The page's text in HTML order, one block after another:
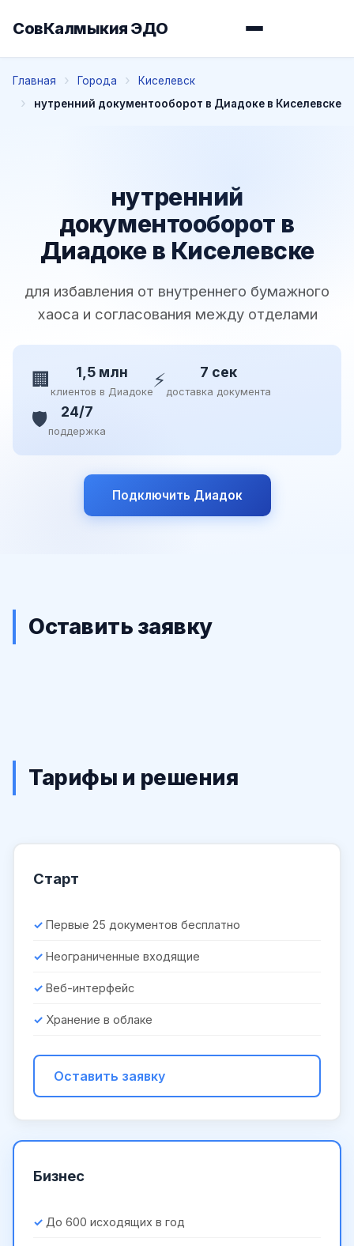
СовКалмыкия ЭДО
Главная Города
Киселевск
нутренний документооборот в Диадоке в Киселевске
нутренний
документооборот в
Диадоке в Киселевске
для избавления от внутреннего бумажного
хаоса и согласования между отделами
🏢 1,5 млн
клиентов в Диадоке⚡ 7 сек
доставка документа
🛡️ 24/7
поддержка
Подключить Диадок
Оставить заявку
Тарифы и решения
Старт
Первые 25 документов бесплатно
Неограниченные входящие
Веб-интерфейс
Хранение в облаке
Оставить заявку
Бизнес
До 600 исходящих в год